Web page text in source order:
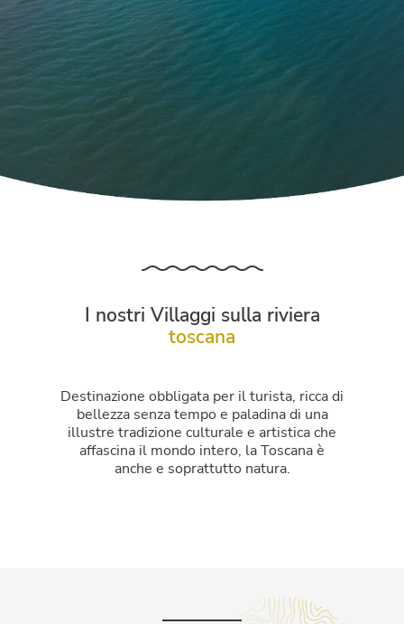
I nostri Villaggi sulla riviera
toscana
Destinazione obbligata per il turista, ricca di
bellezza senza tempo e paladina di una
illustre tradizione culturale e artistica che
affascina il mondo intero, la Toscana è
anche e soprattutto natura.